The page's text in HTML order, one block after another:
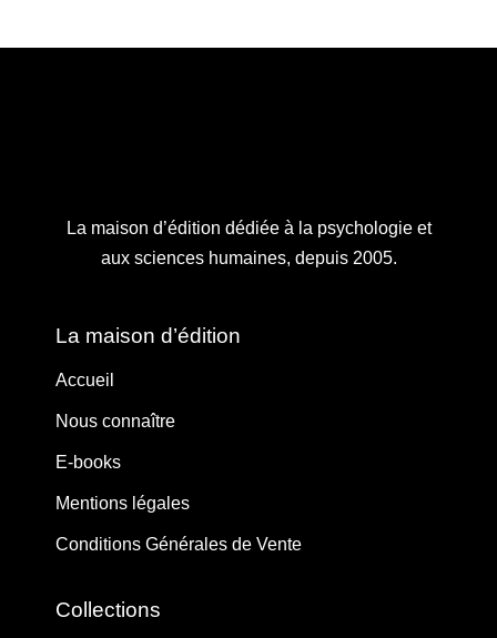
La maison d’édition dédiée à la psychologie et
aux sciences humaines, depuis 2005.
La maison d’édition
Accueil
Nous connaître
E-books
Mentions légales
Conditions Générales de Vente
Collections